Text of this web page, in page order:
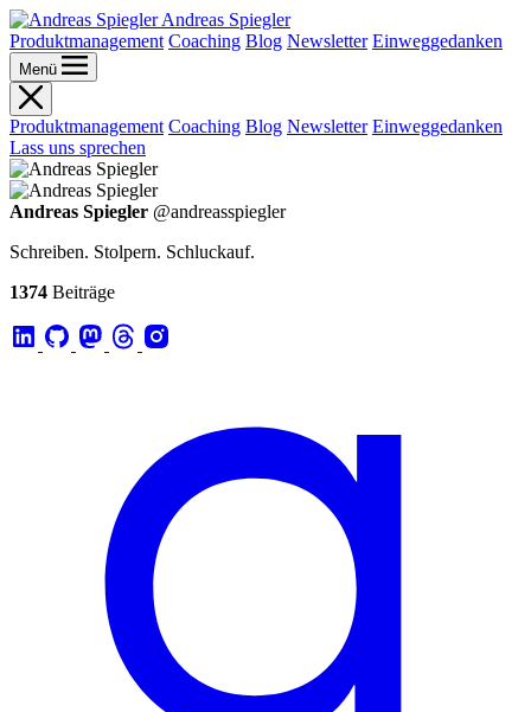
Andreas Spiegler
Produktmanagement Coaching Blog Newsletter Einweggedanken
Menü
Produktmanagement Coaching Blog Newsletter Einweggedanken
Lass uns sprechen
Andreas Spiegler @andreasspiegler
Schreiben. Stolpern. Schluckauf.
1374 Beiträge